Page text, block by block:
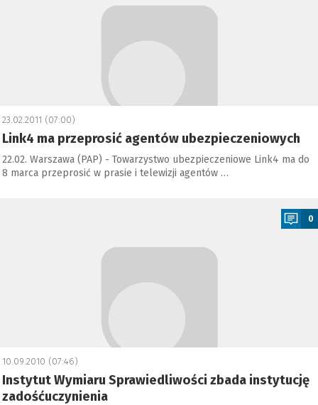
23.02.2011 (07:00)
Link4 ma przeprosić agentów ubezpieczeniowych
22.02. Warszawa (PAP) - Towarzystwo ubezpieczeniowe Link4 ma do
8 marca przeprosić w prasie i telewizji agentów …
0
10.09.2010 (07:46)
Instytut Wymiaru Sprawiedliwości zbada instytucję
zadośćuczynienia